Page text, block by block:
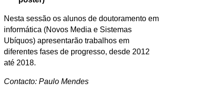
Nesta sessão os alunos de doutoramento em
informática (Novos Media e Sistemas
Ubíquos) apresentarão trabalhos em
diferentes fases de progresso, desde 2012
até 2018.
Contacto: Paulo Mendes